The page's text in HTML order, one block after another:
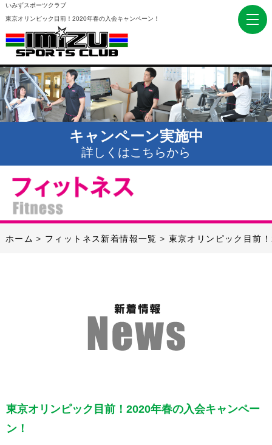
いみずスポーツクラブ
東京オリンピック目前！2020年春の入会キャンペーン！
キャンペーン実施中
詳しくはこちらから
ホーム フィットネス新着情報一覧 東京オリンピック目前
東京オリンピック目前！2020年春の入会キャンペー
ン！